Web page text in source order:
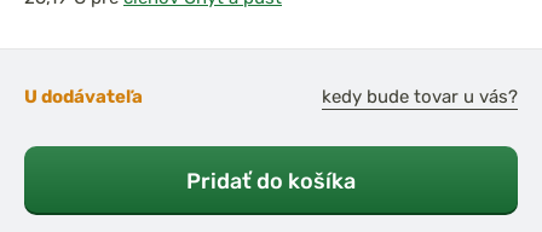
U dodávateľa kedy bude tovar u vás?
Pridať do košíka